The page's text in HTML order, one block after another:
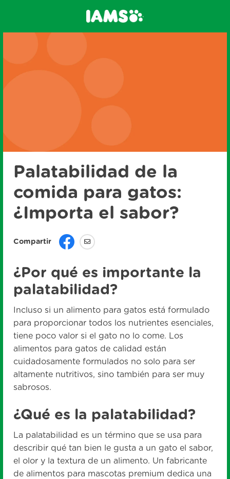
Palatabilidad de la
comida para gatos:
¿Importa el sabor?
Compartir
¿Por qué es importante la
palatabilidad?
Incluso si un alimento para gatos está formulado
para proporcionar todos los nutrientes esenciales,
tiene poco valor si el gato no lo come. Los
alimentos para gatos de calidad están
cuidadosamente formulados no solo para ser
altamente nutritivos, sino también para ser muy
sabrosos.
¿Qué es la palatabilidad?
La palatabilidad es un término que se usa para
describir qué tan bien le gusta a un gato el sabor,
el olor y la textura de un alimento. Un fabricante
de alimentos para mascotas premium dedica una